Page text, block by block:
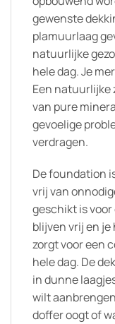
gewenste
plamuurlaag
natuurlijke
hele dag. Je
Een natuurlijke
van pure
gevoelige
verdragen.
De foundation
vrij van
geschikt is voor
blijven vrij en
zorgt voor een
hele dag. De
in dunne
wilt
doffer oogt of